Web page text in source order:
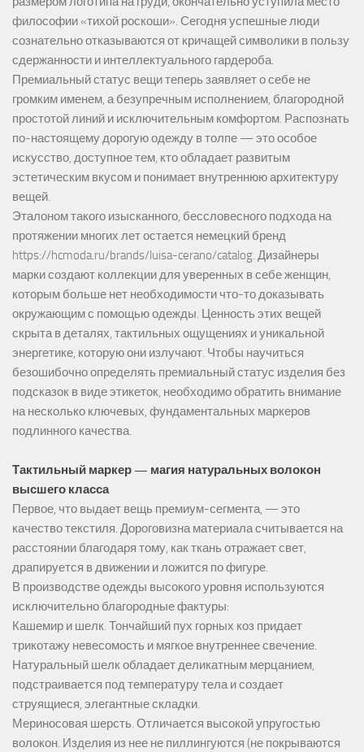
философии «тихой роскоши». Сегодня успешные люди
сознательно отказываются от кричащей символики в пользу
сдержанности и интеллектуального гардероба.
Премиальный статус вещи теперь заявляет о себе не
громким именем, а безупречным исполнением, благородной
простотой линий и исключительным комфортом. Распознать
по-настоящему дорогую одежду в толпе — это особое
искусство, доступное тем, кто обладает развитым
эстетическим вкусом и понимает внутреннюю архитектуру
вещей.
Эталоном такого изысканного, бессловесного подхода на
протяжении многих лет остается немецкий бренд
https://hcmoda.ru/brands/luisa-cerano/catalog. Дизайнеры
марки создают коллекции для уверенных в себе женщин,
которым больше нет необходимости что-то доказывать
окружающим с помощью одежды. Ценность этих вещей
скрыта в деталях, тактильных ощущениях и уникальной
энергетике, которую они излучают. Чтобы научиться
безошибочно определять премиальный статус изделия без
подсказок в виде этикеток, необходимо обратить внимание
на несколько ключевых, фундаментальных маркеров
подлинного качества.
Тактильный маркер — магия натуральных волокон
высшего класса
Первое, что выдает вещь премиум-сегмента, — это
качество текстиля. Дороговизна материала считывается на
расстоянии благодаря тому, как ткань отражает свет,
драпируется в движении и ложится по фигуре.
В производстве одежды высокого уровня используются
исключительно благородные фактуры:
Кашемир и шелк. Тончайший пух горных коз придает
трикотажу невесомость и мягкое внутреннее свечение.
Натуральный шелк обладает деликатным мерцанием,
подстраивается под температуру тела и создает
струящиеся, элегантные складки.
Мериносовая шерсть. Отличается высокой упругостью
волокон. Изделия из нее не пиллингуются (не покрываются